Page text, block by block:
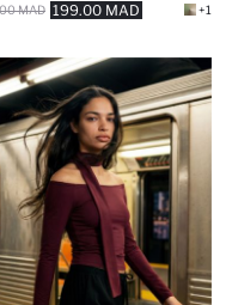
199.00 MAD
MAD +1